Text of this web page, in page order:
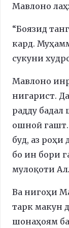
Мавлоно
“Боязид
кард.
сукуни
Мавлоно
нигарист.
радду бадал
ошноӣ
буд, аз роҳи
бо ин бори
мулоқоти
Ва нигоҳи
тарк макун
шонаҳоям